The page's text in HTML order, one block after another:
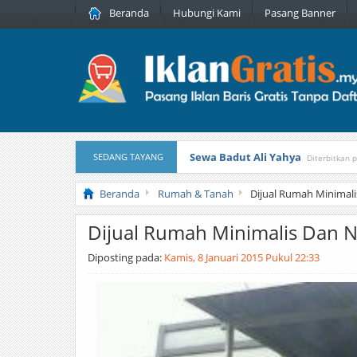
Beranda Hubungi Kami Pasang Banner
SEDANG TAYANG Sewa Badut Ali Yahya Diterbitkan
Honda Brio 1.3 E AT CBU 2012
Beranda Rumah & Tanah Dijual Rumah
Dijual Rumah Minimalis Dan
Diposting pada: Kamis, 8 Januari 2015 Pukul 22:33